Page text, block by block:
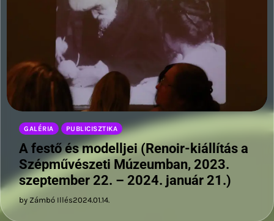
GALÉRIA PUBLICISZTIKA
A festő és modelljei (Renoir-kiállítás a
Szépművészeti Múzeumban, 2023.
szeptember 22. – 2024. január 21.)
by Zámbó Illés2024.01.14.